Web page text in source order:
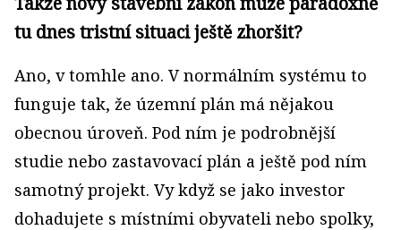
tu dnes tristní situaci ještě zhoršit?
Ano, v tomhle ano. V normálním systému to
funguje tak, že územní plán má nějakou
obecnou úroveň. Pod ním je podrobnější
studie nebo zastavovací plán a ještě pod ním
samotný projekt. Vy když se jako investor
dohadujete s místními obyvateli nebo spolky,